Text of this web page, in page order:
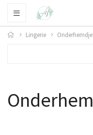
Lingerie